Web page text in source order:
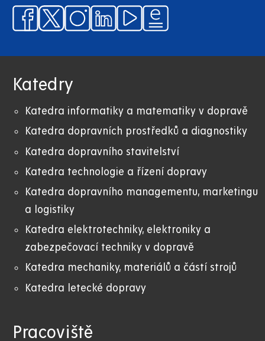
Katedry
Katedra informatiky a matematiky v dopravě
Katedra dopravních prostředků a diagnostiky
Katedra dopravního stavitelství
Katedra technologie a řízení dopravy
Katedra dopravního managementu, marketingu
a logistiky
Katedra elektrotechniky, elektroniky a
zabezpečovací techniky v dopravě
Katedra mechaniky, materiálů a částí strojů
Katedra letecké dopravy
Pracoviště